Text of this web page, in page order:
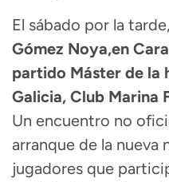
El sábado por la
Gómez Noya,en
partido Máster de la
Galicia, Club Marina
Un encuentro no
arranque de la nueva
jugadores que